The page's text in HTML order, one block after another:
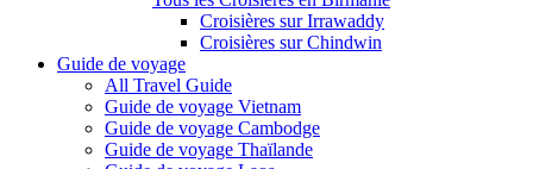
Croisières sur Irrawaddy
Croisières sur Chindwin
Guide de voyage
All Travel Guide
Guide de voyage Vietnam
Guide de voyage Cambodge
Guide de voyage Thaïlande